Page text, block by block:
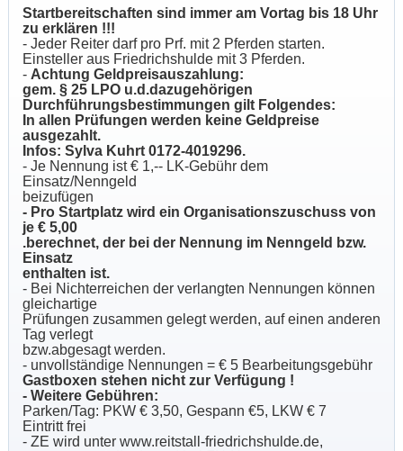
Startbereitschaften sind immer am Vortag bis 18 Uhr
zu erklären !!!
- Jeder Reiter darf pro Prf. mit 2 Pferden starten.
Einsteller aus Friedrichshulde mit 3 Pferden.
- Achtung Geldpreisauszahlung:
gem. § 25 LPO u.d.dazugehörigen
Durchführungsbestimmungen gilt Folgendes:
In allen Prüfungen werden keine Geldpreise
ausgezahlt.
Infos: Sylva Kuhrt 0172-4019296.
- Je Nennung ist € 1,-- LK-Gebühr dem
Einsatz/Nenngeld
beizufügen
- Pro Startplatz wird ein Organisationszuschuss von
je € 5,00
.berechnet, der bei der Nennung im Nenngeld bzw.
Einsatz
enthalten ist.
- Bei Nichterreichen der verlangten Nennungen können
gleichartige
Prüfungen zusammen gelegt werden, auf einen anderen
Tag verlegt
bzw.abgesagt werden.
- unvollständige Nennungen = € 5 Bearbeitungsgebühr
Gastboxen stehen nicht zur Verfügung !
- Weitere Gebühren:
Parken/Tag: PKW € 3,50, Gespann €5, LKW € 7
Eintritt frei
- ZE wird unter www.reitstall-friedrichshulde.de,